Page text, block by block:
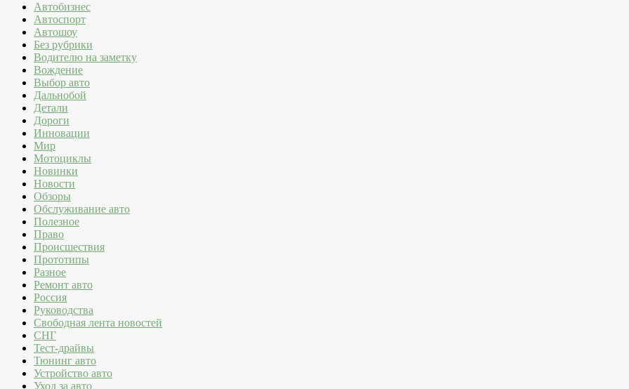
Автобизнес
Автоспорт
Автошоу
Без рубрики
Водителю на заметку
Вождение
Выбор авто
Дальнобой
Детали
Дороги
Инновации
Мир
Мотоциклы
Новинки
Новости
Обзоры
Обслуживание авто
Полезное
Право
Происшествия
Прототипы
Разное
Ремонт авто
Россия
Руководства
Свободная лента новостей
СНГ
Тест-драйвы
Тюнинг авто
Устройство авто
Уход за авто